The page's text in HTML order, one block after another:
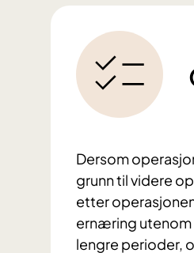
Dersom
grunn til videre
etter
ernæring utenom
lengre perioder,